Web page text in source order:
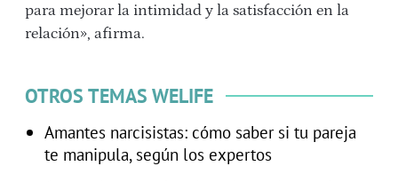
para mejorar la intimidad y la satisfacción en la
relación», afirma.
OTROS TEMAS WELIFE
Amantes narcisistas: cómo saber si tu pareja
te manipula, según los expertos